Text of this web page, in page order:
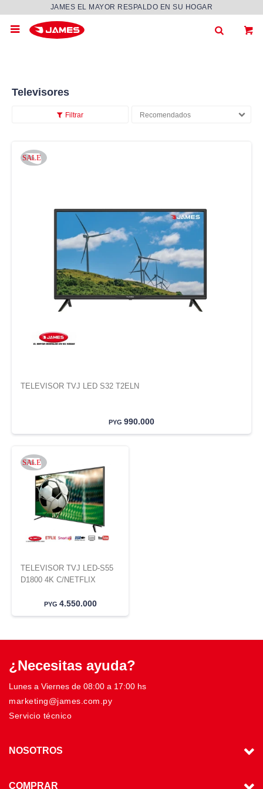
JAMES EL MAYOR RESPALDO EN SU HOGAR

Televisores
Recomendados
TELEVISOR TVJ LED S32 T2ELN
PYG 990.000
TELEVISOR TVJ LED-S55
D1800 4K C/NETFLIX
PYG 4.550.000
¿Necesitas ayuda?
Lunes a Viernes de 08:00 a 17:00 hs
marketing@james.com.py
Servicio técnico
NOSOTROS
COMPRAR